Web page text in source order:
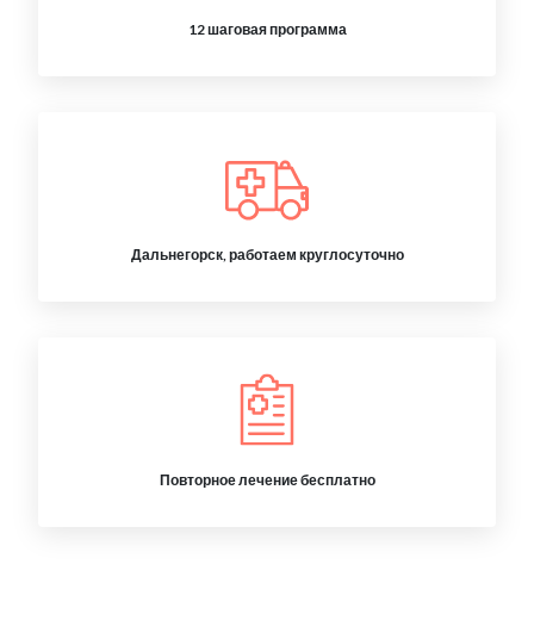
12 шаговая программа
Дальнегорск, работаем круглосуточно
Повторное лечение бесплатно